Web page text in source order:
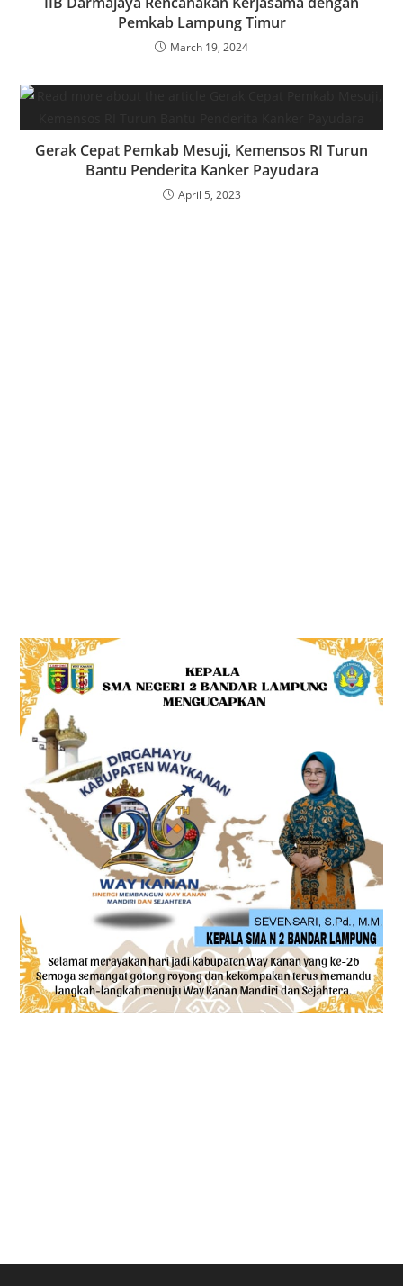
Pemkab Lampung Timur
March 19, 2024
Gerak Cepat Pemkab Mesuji, Kemensos RI Turun
Bantu Penderita Kanker Payudara
April 5, 2023